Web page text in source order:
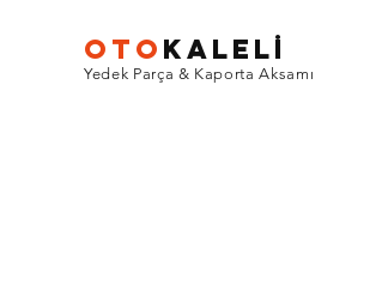
OTO KALELİ
Yedek Parça & Kaporta Aksamı